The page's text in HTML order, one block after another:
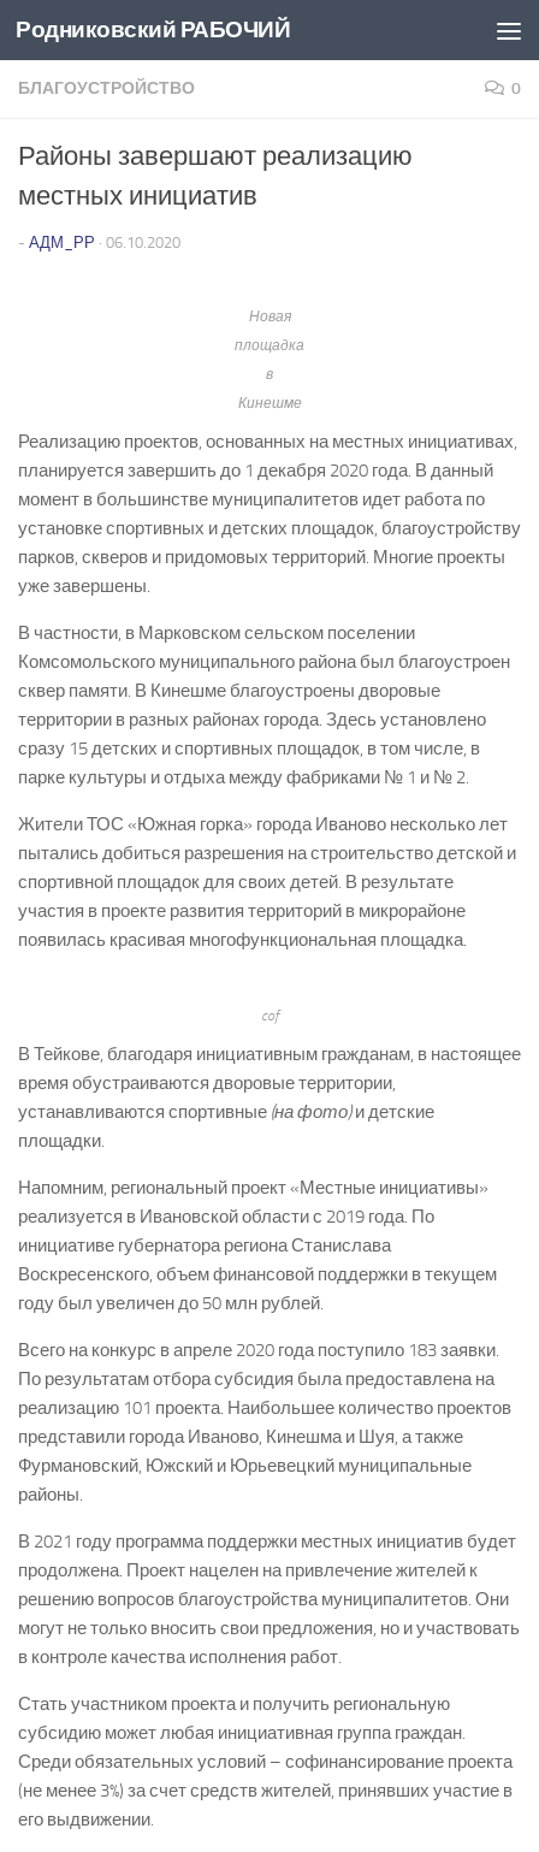
Перейти к содержимому
Родниковский РАБОЧИЙ
БЛАГОУСТРОЙСТВО 0
Районы завершают реализацию
местных инициатив
- АДМ_РР · 06.10.2020
Новая
площадка
в
Кинешме
Реализацию проектов, основанных на местных инициативах,
планируется завершить до 1 декабря 2020 года. В данный
момент в большинстве муниципалитетов идет работа по
установке спортивных и детских площадок, благоустройству
парков, скверов и придомовых территорий. Многие проекты
уже завершены.
В частности, в Марковском сельском поселении
Комсомольского муниципального района был благоустроен
сквер памяти. В Кинешме благоустроены дворовые
территории в разных районах города. Здесь установлено
сразу 15 детских и спортивных площадок, в том числе, в
парке культуры и отдыха между фабриками № 1 и № 2.
Жители ТОС «Южная горка» города Иваново несколько лет
пытались добиться разрешения на строительство детской и
спортивной площадок для своих детей. В результате
участия в проекте развития территорий в микрорайоне
появилась красивая многофункциональная площадка.
cof
В Тейкове, благодаря инициативным гражданам, в настоящее
время обустраиваются дворовые территории,
устанавливаются спортивные (на фото)и детские
площадки.
Напомним, региональный проект «Местные инициативы»
реализуется в Ивановской области с 2019 года. По
инициативе губернатора региона Станислава
Воскресенского, объем финансовой поддержки в текущем
году был увеличен до 50 млн рублей.
Всего на конкурс в апреле 2020 года поступило 183 заявки.
По результатам отбора субсидия была предоставлена на
реализацию 101 проекта. Наибольшее количество проектов
представили города Иваново, Кинешма и Шуя, а также
Фурмановский, Южский и Юрьевецкий муниципальные
районы.
В 2021 году программа поддержки местных инициатив будет
продолжена. Проект нацелен на привлечение жителей к
решению вопросов благоустройства муниципалитетов. Они
могут не только вносить свои предложения, но и участвовать
в контроле качества исполнения работ.
Стать участником проекта и получить региональную
субсидию может любая инициативная группа граждан.
Среди обязательных условий – софинансирование проекта
(не менее 3%) за счет средств жителей, принявших участие в
его выдвижении.